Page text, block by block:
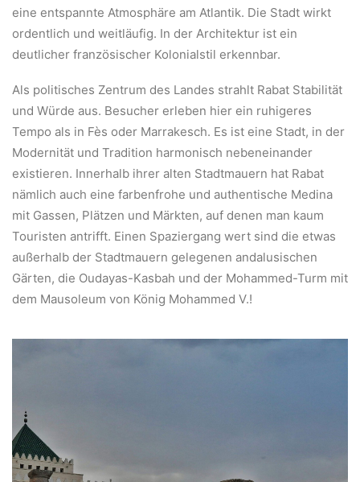
eine entspannte Atmosphäre am Atlantik. Die Stadt wirkt
ordentlich und weitläufig. In der Architektur ist ein
deutlicher französischer Kolonialstil erkennbar.
Als politisches Zentrum des Landes strahlt Rabat Stabilität
und Würde aus. Besucher erleben hier ein ruhigeres
Tempo als in Fès oder Marrakesch. Es ist eine Stadt, in der
Modernität und Tradition harmonisch nebeneinander
existieren. Innerhalb ihrer alten Stadtmauern hat Rabat
nämlich auch eine farbenfrohe und authentische Medina
mit Gassen, Plätzen und Märkten, auf denen man kaum
Touristen antrifft. Einen Spaziergang wert sind die etwas
außerhalb der Stadtmauern gelegenen andalusischen
Gärten, die Oudayas-Kasbah und der Mohammed-Turm mit
dem Mausoleum von König Mohammed V.!